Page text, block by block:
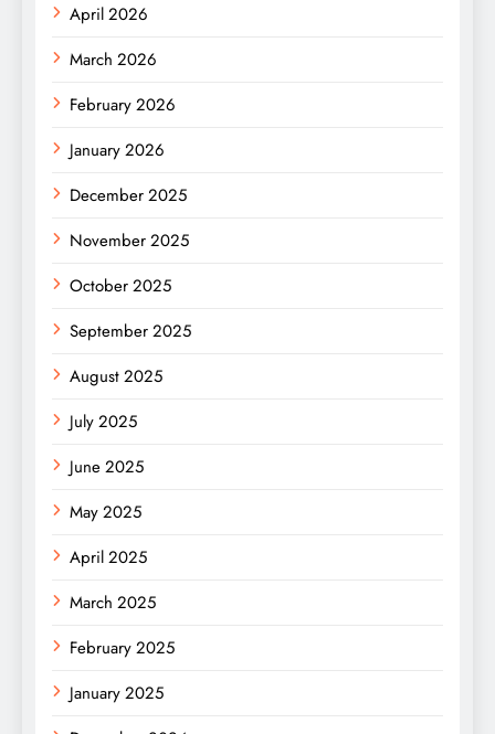
April 2026
March 2026
February 2026
January 2026
December 2025
November 2025
October 2025
September 2025
August 2025
July 2025
June 2025
May 2025
April 2025
March 2025
February 2025
January 2025